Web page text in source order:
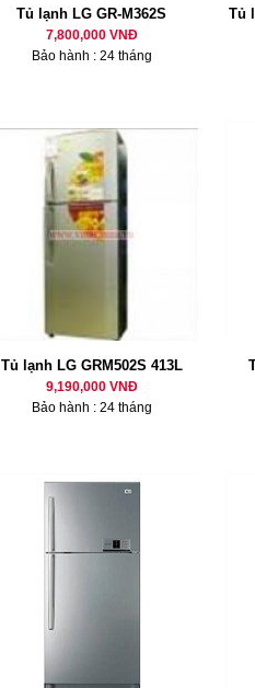
Tủ lạnh LG GR-M362S
7,800,000 VNĐ
Bảo hành : 24 tháng
Tủ
Tủ lạnh LG GRM502S 413L
9,190,000 VNĐ
Bảo hành : 24 tháng